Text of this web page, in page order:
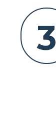
3